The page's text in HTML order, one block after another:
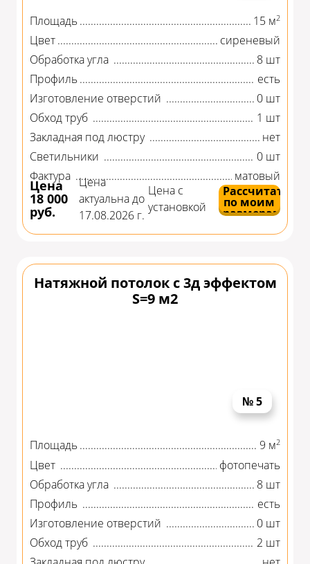
Площадь 15 м2
Цвет
сиреневый
Обработка угла
8 шт
Профиль
есть
Изготовление отверстий
0 шт
Обход труб
1 шт
Закладная под люстру
нет
Светильники
0 шт
Фактура
матовый
Цена
18 000
руб.
Цена
актуальна до
17.08.2026 г.
Цена с
установкой
Рассчитать
по моим
размерам
Натяжной потолок с 3д эффектом
S=9 м2
№ 5
Площадь 9 м2
Цвет
фотопечать
Обработка угла
8 шт
Профиль
есть
Изготовление отверстий
0 шт
Обход труб
2 шт